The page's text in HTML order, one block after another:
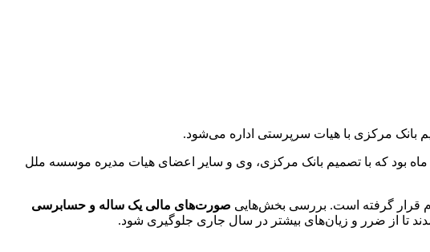
بانک مرکزی با هیات سرپرستی اداره می‌شود.
ماه بود که با تصمیم بانک مرکزی، وی و سایر اعضای هیات مدیره موسسه ملل
صورت‌های مالی یک ساله و حسابرسی
تا از ضرر و زیان‌های بیشتر در سال جاری جلوگیری شود.